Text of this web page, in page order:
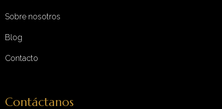
Sobre nosotros
Blog
Contacto
Contáctanos